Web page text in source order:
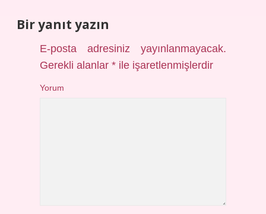
Bir yanıt yazın
E-posta adresiniz yayınlanmayacak.
Gerekli alanlar* ile işaretlenmişlerdir
Yorum